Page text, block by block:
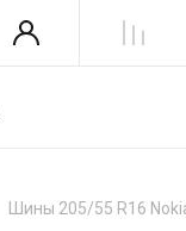
Шины 205/55 R16